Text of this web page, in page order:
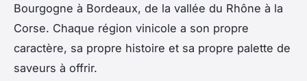
Bourgogne à Bordeaux, de la vallée du Rhône à la
Corse. Chaque région vinicole a son propre
caractère, sa propre histoire et sa propre palette de
saveurs à offrir.